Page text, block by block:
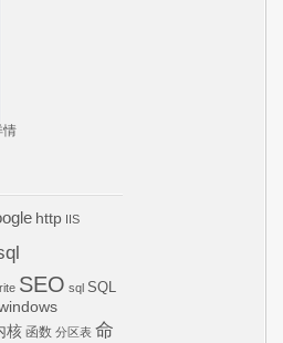
情
http IIS
SEO sql SQL
核 函数 分区表 命